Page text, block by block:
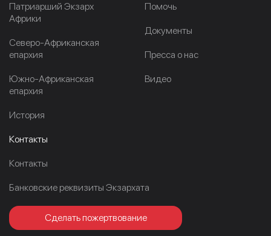
Патриарший Экзарх
Африки
Северо-Африканская
епархия
Южно-Африканская
епархия
История
Помочь
Документы
Пресса о нас
Видео
Контакты
Контакты
Банковские реквизиты Экзархата
Сделать пожертвование